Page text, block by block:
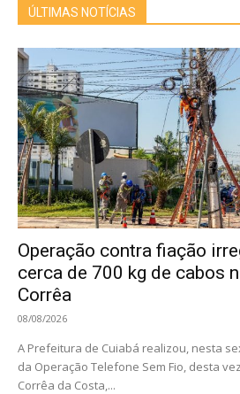
ÚLTIMAS NOTÍCIAS
Operação contra fiação
cerca de 700 kg de cabos
Corrêa
08/08/2026
A Prefeitura de Cuiabá realizou, nesta
da Operação Telefone Sem Fio, desta
Corrêa da Costa,...